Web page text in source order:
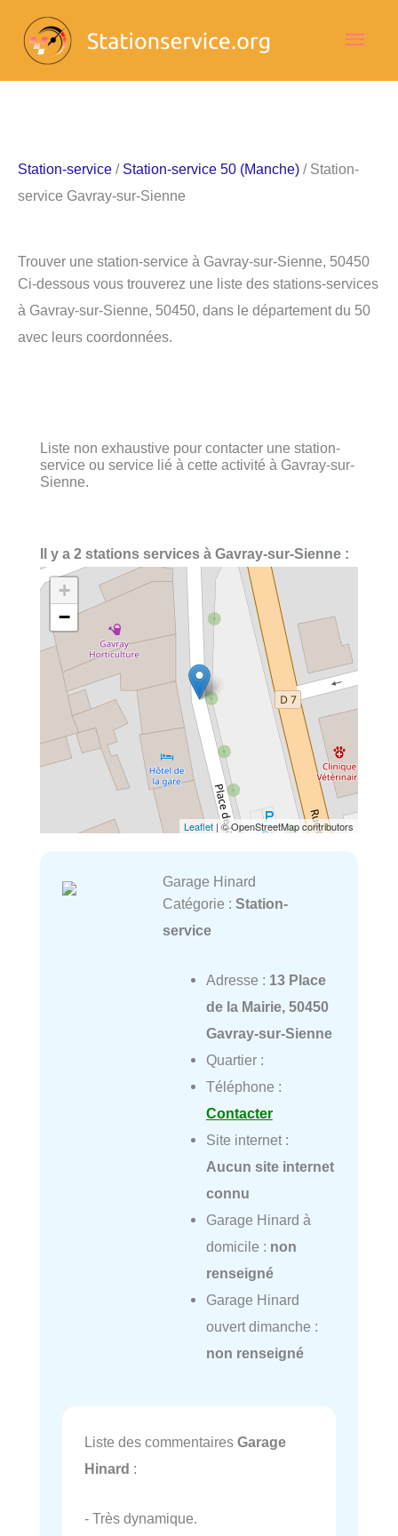
contenu
Station-service / Station-service 50 (Manche) / Station-
service Gavray-sur-Sienne
Trouver une station-service à Gavray-sur-Sienne, 50450
Ci-dessous vous trouverez une liste des stations-services
à Gavray-sur-Sienne, 50450, dans le département du 50
avec leurs coordonnées.
Liste non exhaustive pour contacter une station-
service ou service lié à cette activité à Gavray-sur-
Sienne.
Il y a 2 stations services à Gavray-sur-Sienne :
+
−
Leaflet | © OpenStreetMap contributors
Garage Hinard
Catégorie : Station-
service
Adresse : 13 Place
de la Mairie, 50450
Gavray-sur-Sienne
Quartier :
Téléphone :
Contacter
Site internet :
Aucun site internet
connu
Garage Hinard à
domicile : non
renseigné
Garage Hinard
ouvert dimanche :
non renseigné
Liste des commentaires Garage
Hinard :
- Très dynamique.